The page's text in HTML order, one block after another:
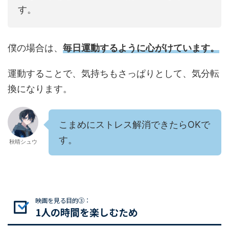
す。
僕の場合は、 毎日運動するように心がけています。
運動することで、気持ちもさっぱりとして、気分転
換になります。
秋晴シュウ
こまめにストレス解消できたらOKで
す。
映画を見る目的③：
1人の時間を楽しむため